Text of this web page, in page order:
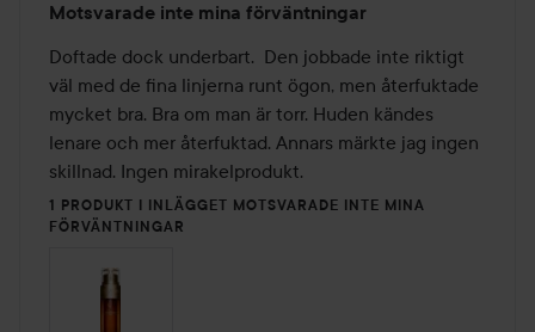
1
av
5
Motsvarade inte mina förväntningar
Doftade dock underbart.  Den jobbade inte riktigt
väl med de fina linjerna runt ögon, men återfuktade
mycket bra. Bra om man är torr. Huden kändes
lenare och mer återfuktad. Annars märkte jag ingen
skillnad. Ingen mirakelprodukt.
1 PRODUKT I INLÄGGET MOTSVARADE INTE MINA
FÖRVÄNTNINGAR